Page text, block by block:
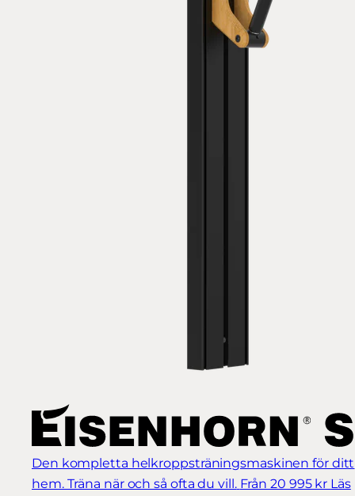
Den kompletta helkroppsträningsmaskinen för ditt
hem. Träna när och så ofta du vill. Från 20 995 kr Läs